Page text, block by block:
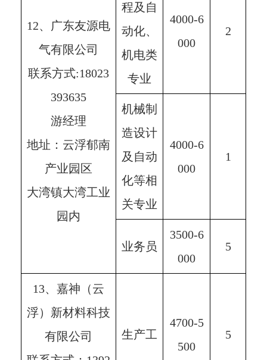
12、广东友源电
气有限公司
联系方式:18023
393635
游经理
地址：云浮郁南
产业园区
大湾镇大湾工业
园内
程及自
动化、
机电类
专业
4000-6
000
2
机械制
造设计
及自动
化等相
关专业
4000-6
000
1
业务员
3500-6
000
5
13、嘉神（云
浮）新材料科技
有限公司
生产工
4700-5
500
5